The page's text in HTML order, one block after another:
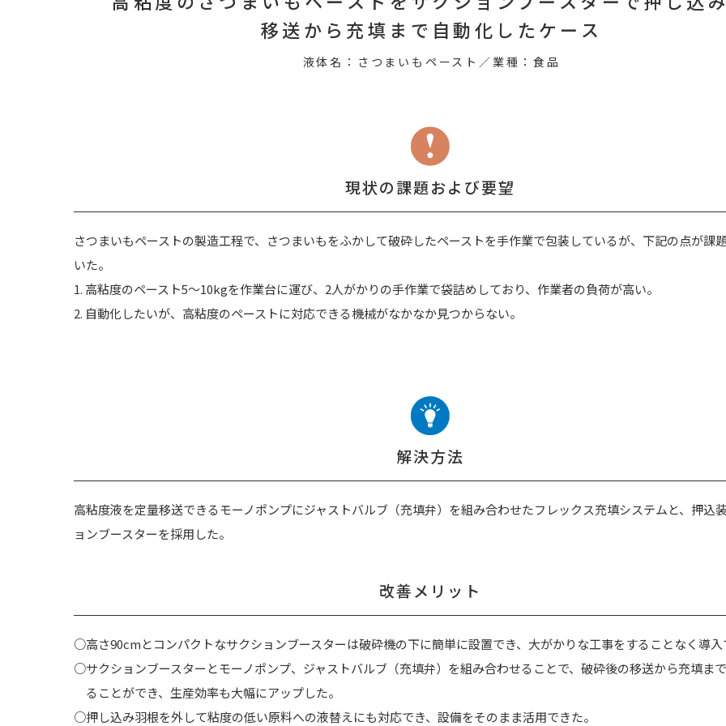
移送から充填まで自動化したケース
液体名：さつまいもペースト／業種：食品
現状の課題および要望
さつまいもペーストの製造工程で、さつまいもをふかして破砕したペーストを手作業で包装しているが、下記の点が課
いた。
1. 高粘度のペースト5～10kgを作業台に運び、2人がかりの手作業で袋詰めしており、作業者の負荷が高い。
2. 自動化したいが、高粘度のペーストに対応できる機械がなかなか見つからない。
解決方法
高粘度液を定量移送できるモーノポンプにジャストバルブ（充填弁）を組み合わせたフレックス充填システムと、押込
ョンブースターを採用した。
改善メリット
○高さ90cmとコンパクトなサクションブースターは破砕機の下に簡単に設置でき、大がかりな工事をすることなく導
○サクションブースターとモーノポンプ、ジャストバルブ（充填弁）を組み合わせることで、破砕後の移送から充填ま
ることができ、生産効率も大幅にアップした。
○押し込み羽根を外して粘度の低い原料への液替えにも対応でき、設備をそのまま活用できた。